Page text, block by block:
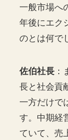
一般市場へ
年後にエク
のとは何で
佐伯社長
長と社会貢
一方だけで
す。中期経
ていて、売